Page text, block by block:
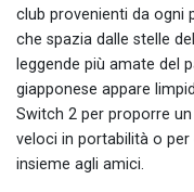
club provenienti da ogni
che spazia dalle stelle
leggende più amate del
giapponese appare
Switch 2 per proporre
veloci in portabilità o
insieme agli amici.